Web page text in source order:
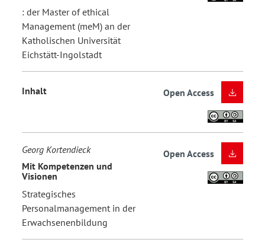
: der Master of ethical
Management (meM) an der
Katholischen Universität
Eichstätt-Ingolstadt
Inhalt Open Access
Georg Kortendieck
Mit Kompetenzen und
Visionen
Strategisches
Personalmanagement in der
Erwachsenenbildung
Open Access